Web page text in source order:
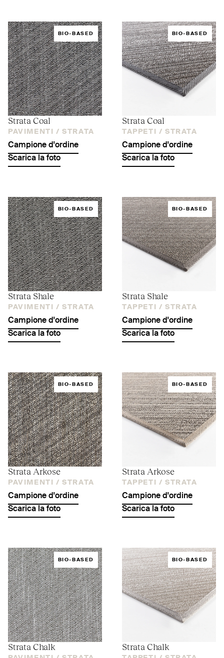
BIO-BASED
Strata Coal
PAVIMENTI / STRATA
Campione d'ordine
Scarica la foto
BIO-BASED
Strata Coal
TAPPETI / STRATA
Campione d'ordine
Scarica la foto
BIO-BASED
Strata Shale
PAVIMENTI / STRATA
Campione d'ordine
Scarica la foto
BIO-BASED
Strata Shale
TAPPETI / STRATA
Campione d'ordine
Scarica la foto
BIO-BASED
Strata Arkose
PAVIMENTI / STRATA
Campione d'ordine
Scarica la foto
BIO-BASED
Strata Arkose
TAPPETI / STRATA
Campione d'ordine
Scarica la foto
BIO-BASED
Strata Chalk
BIO-BASED
Strata Chalk